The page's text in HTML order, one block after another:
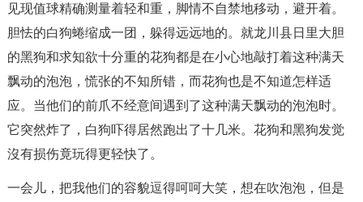
见现值球精确测量着轻和重，脚情不自禁地移动，避开着。
胆怯的白狗蜷缩成一团，躲得远远地的。就龙川县日里大胆
的黑狗和求知欲十分重的花狗都是在小心地敲打着这种满天
飘动的泡泡，慌张的不知所错，而花狗也是不知道怎样适
应。当他们的前爪不经意间遇到了这种满天飘动的泡泡时。
它突然炸了，白狗吓得居然跑出了十几米。花狗和黑狗发觉
沒有损伤竟玩得更轻快了。
一会儿，把我他们的容貌逗得呵呵大笑，想在吹泡泡，但是